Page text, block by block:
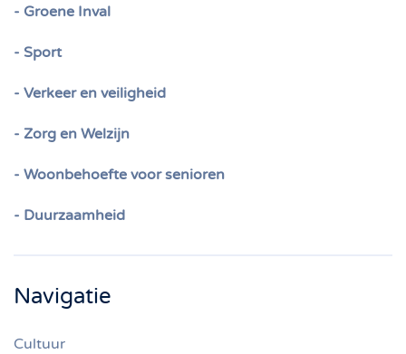
- Groene Inval
- Sport
- Verkeer en veiligheid
- Zorg en Welzijn
- Woonbehoefte voor senioren
- Duurzaamheid
Navigatie
Cultuur